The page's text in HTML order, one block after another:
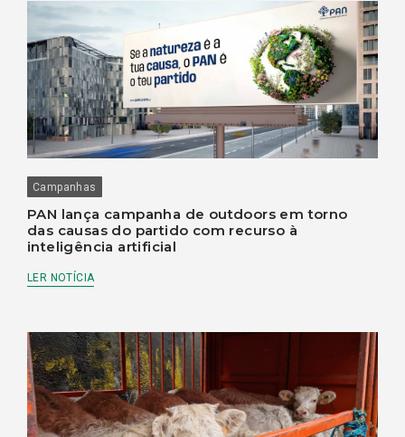
Campanhas
PAN lança campanha de outdoors em torno
das causas do partido com recurso à
inteligência artificial
LER NOTÍCIA